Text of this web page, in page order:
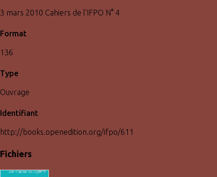
3 mars 2010 Cahiers de l'IFPO N° 4
Format
136
Type
Ouvrage
Identifiant
http://books.openedition.org/ifpo/611
Fichiers